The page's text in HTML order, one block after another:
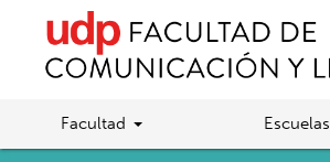
Facultad Escuelas